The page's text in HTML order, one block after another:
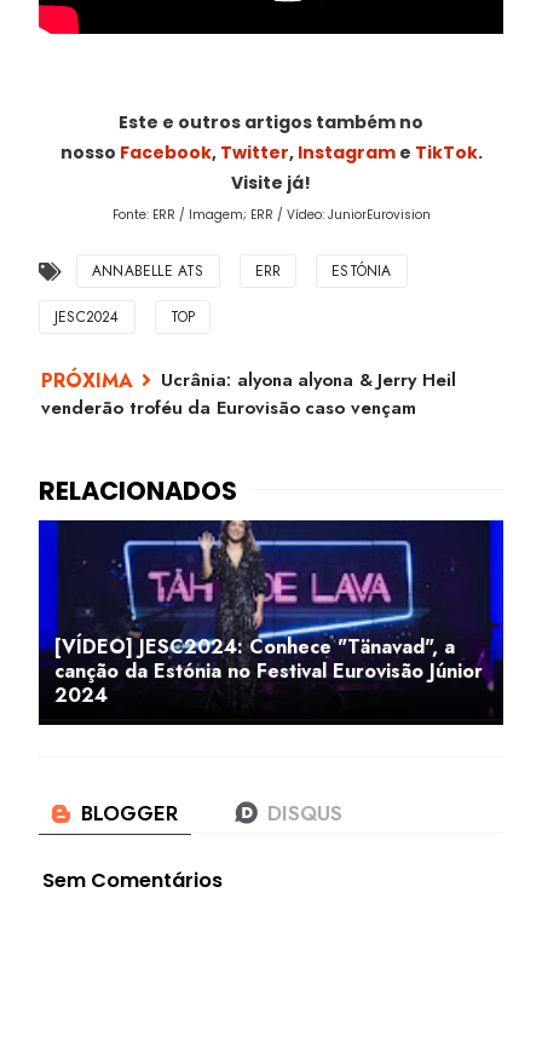
Este e outros artigos também no
nosso Facebook, Twitter, Instagrame TikTok.
Visite já!
Fonte: ERR / Imagem; ERR / Vídeo: JuniorEurovision
ANNABELLE ATS ERR ESTÓNIA
JESC2024 TOP
Ucrânia: alyona alyona & Jerry Heil
venderão troféu da Eurovisão caso vençam
[VÍDEO] JESC2024: Conhece "Tänavad", a
canção da Estónia no Festival Eurovisão Júnior
2024
Sem Comentários